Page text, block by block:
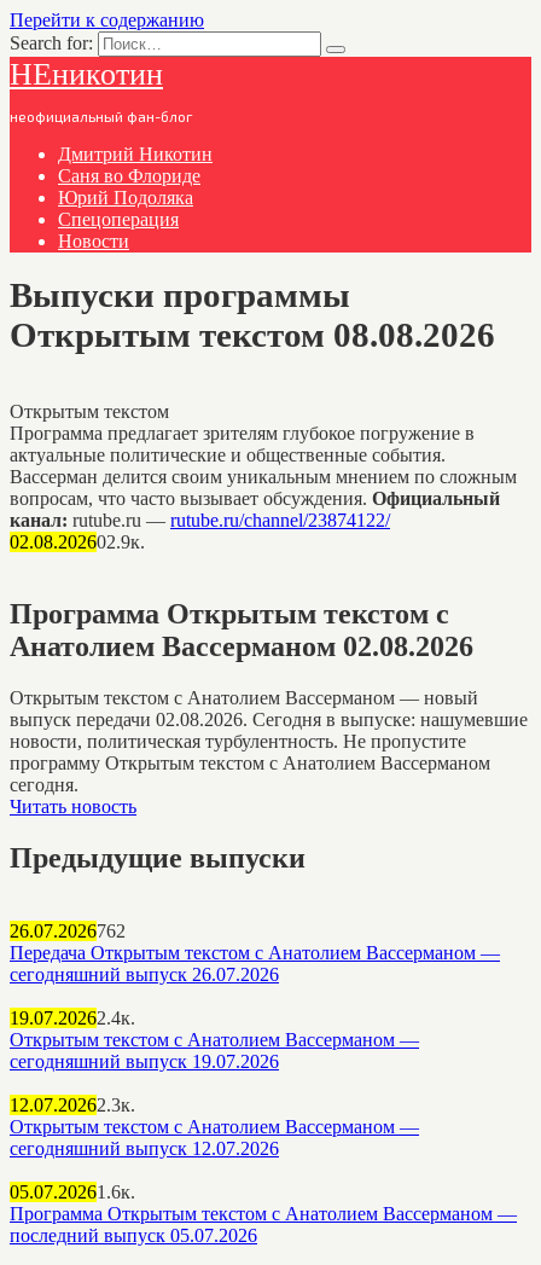
Перейти к содержанию
Search for:
НЕникотин
неофициальный фан-блог
Дмитрий Никотин
Саня во Флориде
Юрий Подоляка
Спецоперация
Новости
Выпуски программы
Открытым текстом 08.08.2026
Открытым текстом
Программа предлагает зрителям глубокое погружение в
актуальные политические и общественные события.
Вассерман делится своим уникальным мнением по сложным
вопросам, что часто вызывает обсуждения. Официальный
канал: rutube.ru — rutube.ru/channel/23874122/
02.08.202602.9к.
Программа Открытым текстом с
Анатолием Вассерманом 02.08.2026
Открытым текстом с Анатолием Вассерманом — новый
выпуск передачи 02.08.2026. Сегодня в выпуске: нашумевшие
новости, политическая турбулентность. Не пропустите
программу Открытым текстом с Анатолием Вассерманом
сегодня.
Читать новость
Предыдущие выпуски
26.07.2026762
Передача Открытым текстом с Анатолием Вассерманом —
сегодняшний выпуск 26.07.2026
19.07.20262.4к.
Открытым текстом с Анатолием Вассерманом —
сегодняшний выпуск 19.07.2026
12.07.20262.3к.
Открытым текстом с Анатолием Вассерманом —
сегодняшний выпуск 12.07.2026
05.07.20261.6к.
Программа Открытым текстом с Анатолием Вассерманом —
последний выпуск 05.07.2026